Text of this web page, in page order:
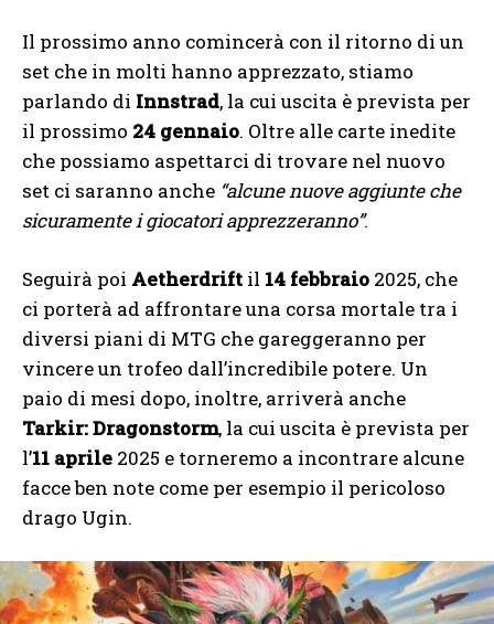
Il prossimo anno comincerà con il ritorno di un
set che in molti hanno apprezzato, stiamo
parlando di Innstrad, la cui uscita è prevista per
il prossimo 24 gennaio. Oltre alle carte inedite
che possiamo aspettarci di trovare nel nuovo
set ci saranno anche “alcune nuove aggiunte che
sicuramente i giocatori apprezzeranno”.
Seguirà poi Aetherdrift il 14 febbraio 2025, che
ci porterà ad affrontare una corsa mortale tra i
diversi piani di MTG che gareggeranno per
vincere un trofeo dall’incredibile potere. Un
paio di mesi dopo, inoltre, arriverà anche
Tarkir: Dragonstorm, la cui uscita è prevista per
l’11 aprile 2025 e torneremo a incontrare alcune
facce ben note come per esempio il pericoloso
drago Ugin.